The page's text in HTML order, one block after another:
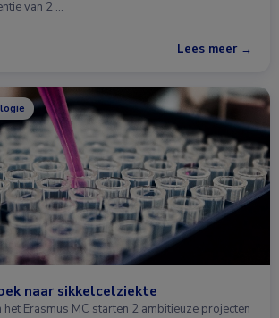
van 2 …
Lees meer →
naar sikkelcelziekte
Erasmus MC starten 2 ambitieuze projecten